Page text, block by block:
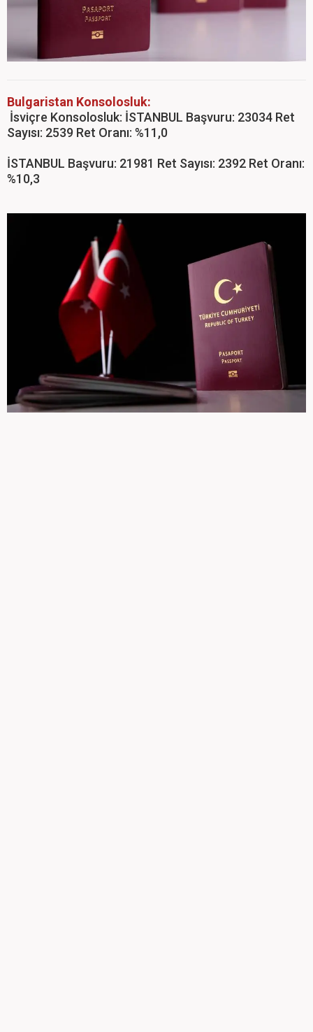
Bulgaristan Konsolosluk:
İsviçre Konsolosluk: İSTANBUL Başvuru: 23034 Ret
Sayısı: 2539 Ret Oranı: %11,0
İSTANBUL Başvuru: 21981 Ret Sayısı: 2392 Ret Oranı:
%10,3